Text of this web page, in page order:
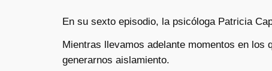
En su sexto episodio, la psicóloga Patricia
Mientras llevamos adelante momentos en
generarnos aislamiento.